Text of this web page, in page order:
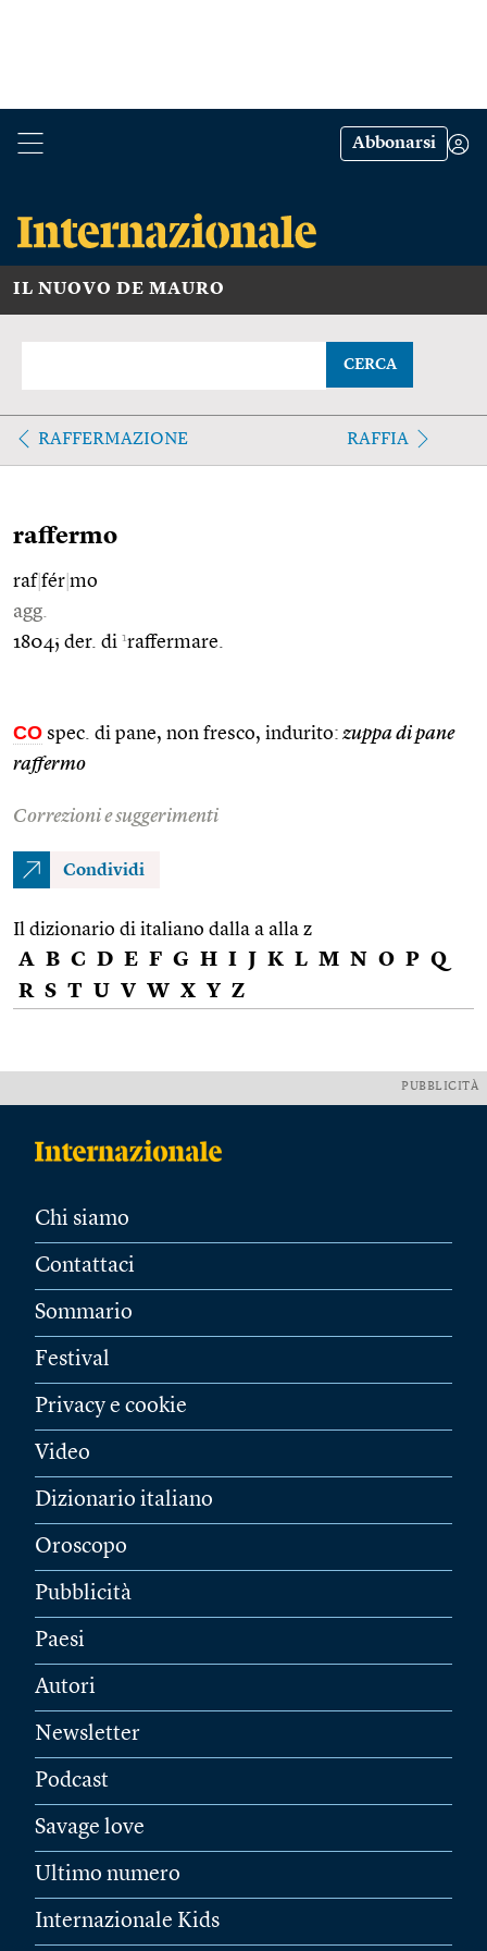
Abbonarsi
IL NUOVO DE MAURO
CERCA
RAFFERMAZIONE RAFFIA
raffermo
raf|fér mo
agg.
1804; der. di 1raffermare.
CO spec. di pane, non fresco, indurito: zuppa di pane
raffermo
Correzioni e suggerimenti
Condividi
Il dizionario di italiano dalla a alla z
A B C D E F G H I J K L M N O P Q
R S T U V W X Y Z
PUBBLICITÀ
Chi siamo
Contattaci
Sommario
Festival
Privacy e cookie
Video
Dizionario italiano
Oroscopo
Pubblicità
Paesi
Autori
Newsletter
Podcast
Savage love
Ultimo numero
Internazionale Kids